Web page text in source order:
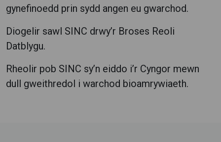
gynefinoedd prin sydd angen eu gwarchod.
Diogelir sawl SINC drwy’r Broses Reoli
Datblygu.
Rheolir pob SINC sy’n eiddo i’r Cyngor mewn
dull gweithredol i warchod bioamrywiaeth.